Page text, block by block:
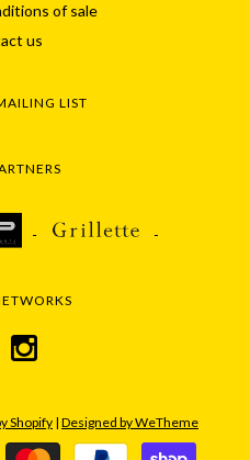
of sale
us
LIST
Shopify| Designed by WeTheme